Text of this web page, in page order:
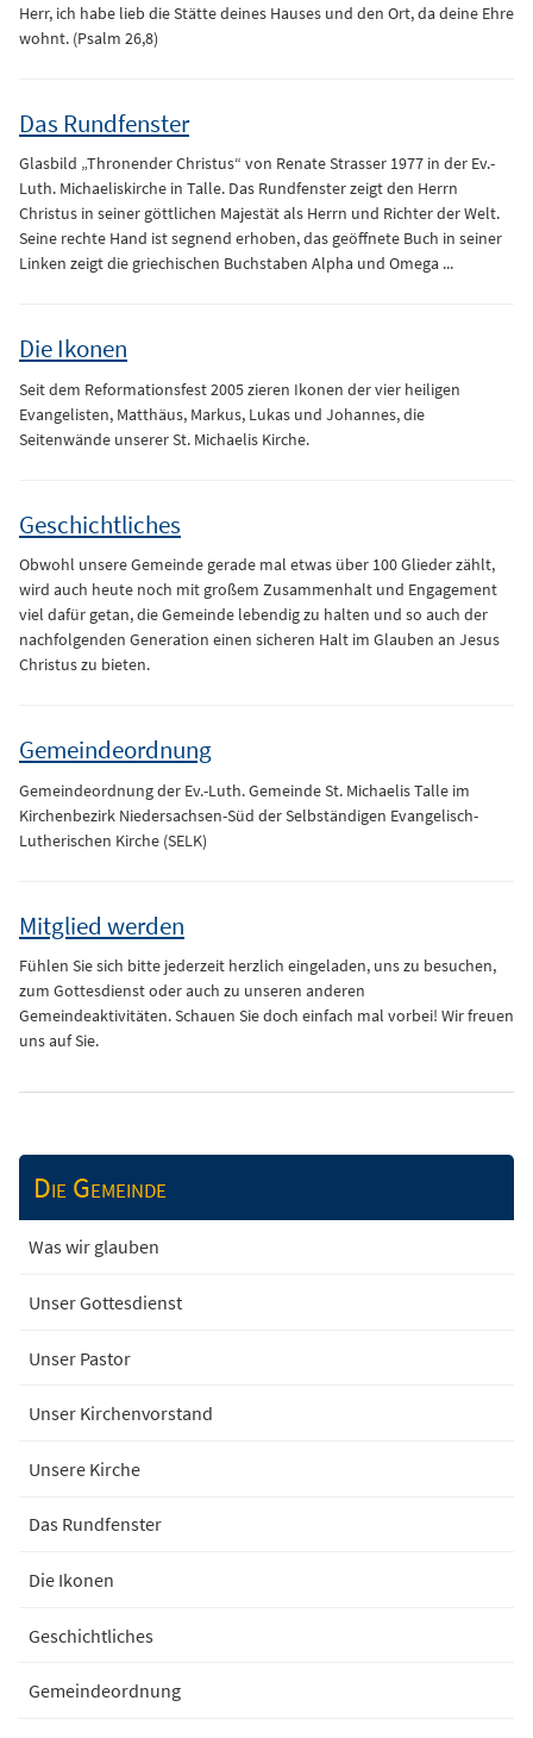
Herr, ich habe lieb die Stätte deines Hauses und den Ort, da deine Ehre
wohnt. (Psalm 26,8)
Das Rundfenster
Glasbild „Thronender Christus“ von Renate Strasser 1977 in der Ev.-
Luth. Michaeliskirche in Talle. Das Rundfenster zeigt den Herrn
Christus in seiner göttlichen Majestät als Herrn und Richter der Welt.
Seine rechte Hand ist segnend erhoben, das geöffnete Buch in seiner
Linken zeigt die griechischen Buchstaben Alpha und Omega ...
Die Ikonen
Seit dem Reformationsfest 2005 zieren Ikonen der vier heiligen
Evangelisten, Matthäus, Markus, Lukas und Johannes, die
Seitenwände unserer St. Michaelis Kirche.
Geschichtliches
Obwohl unsere Gemeinde gerade mal etwas über 100 Glieder zählt,
wird auch heute noch mit großem Zusammenhalt und Engagement
viel dafür getan, die Gemeinde lebendig zu halten und so auch der
nachfolgenden Generation einen sicheren Halt im Glauben an Jesus
Christus zu bieten.
Gemeindeordnung
Gemeindeordnung der Ev.-Luth. Gemeinde St. Michaelis Talle im
Kirchenbezirk Niedersachsen-Süd der Selbständigen Evangelisch-
Lutherischen Kirche (SELK)
Mitglied werden
Fühlen Sie sich bitte jederzeit herzlich eingeladen, uns zu besuchen,
zum Gottesdienst oder auch zu unseren anderen
Gemeindeaktivitäten. Schauen Sie doch einfach mal vorbei! Wir freuen
uns auf Sie.
Die Gemeinde
Was wir glauben
Unser Gottesdienst
Unser Pastor
Unser Kirchenvorstand
Unsere Kirche
Das Rundfenster
Die Ikonen
Geschichtliches
Gemeindeordnung